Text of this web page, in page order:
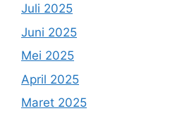
Juli 2025
Juni 2025
Mei 2025
April 2025
Maret 2025